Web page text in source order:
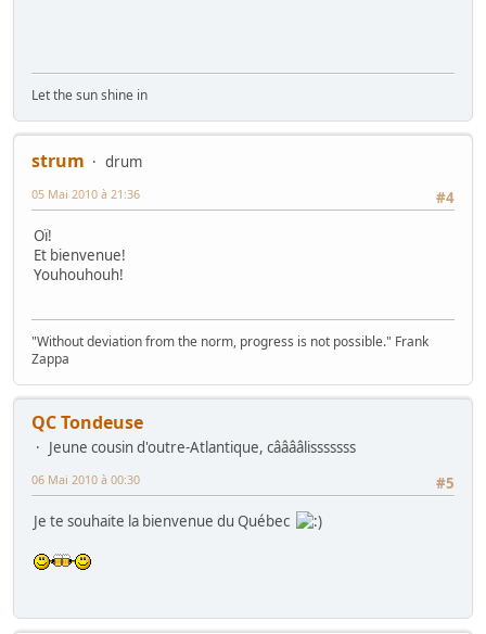
Let the sun shine in
strum
drum
#4
05 Mai 2010 à 21:36
Oï!
Et bienvenue!
Youhouhouh!
"Without deviation from the norm, progress is not possible." Frank
Zappa
QC Tondeuse
Jeune cousin d'outre-Atlantique, cââââlisssssss
#5
06 Mai 2010 à 00:30
Je te souhaite la bienvenue du Québec